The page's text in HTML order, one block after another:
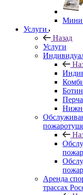
Услуги
Назад
Услуги
Аренда
трассах